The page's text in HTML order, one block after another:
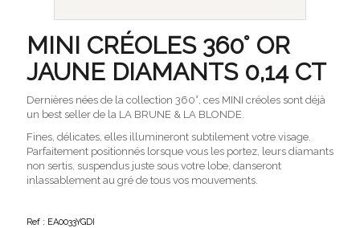
MINI CRÉOLES 360° OR
JAUNE DIAMANTS 0,14 CT
Dernières nées de la collection 360°, ces MINI créoles sont déjà
un best seller de la LA BRUNE & LA BLONDE.
Fines, délicates, elles illumineront subtilement votre visage.
Parfaitement positionnés lorsque vous les portez, leurs diamants
non sertis, suspendus juste sous votre lobe, danseront
inlassablement au gré de tous vos mouvements.
Ref : EA0033YGDI